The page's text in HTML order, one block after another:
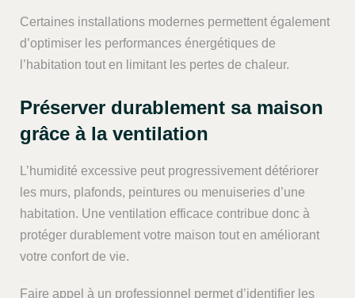
Certaines installations modernes permettent également
d’optimiser les performances énergétiques de
l’habitation tout en limitant les pertes de chaleur.
Préserver durablement sa maison
grâce à la ventilation
L’humidité excessive peut progressivement détériorer
les murs, plafonds, peintures ou menuiseries d’une
habitation. Une ventilation efficace contribue donc à
protéger durablement votre maison tout en améliorant
votre confort de vie.
Faire appel à un professionnel permet d’identifier les